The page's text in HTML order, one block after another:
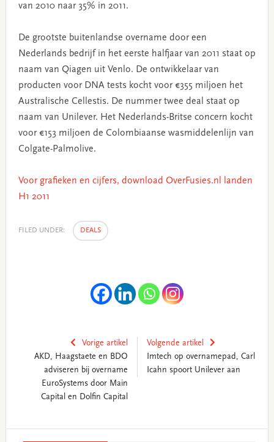
van 2010 naar 35% in 2011.
De grootste buitenlandse overname door een
Nederlands bedrijf in het eerste halfjaar van 2011 staat op
naam van Qiagen uit Venlo. De ontwikkelaar van
producten voor DNA tests kocht voor €355 miljoen het
Australische Cellestis. De nummer twee deal staat op
naam van Unilever. Het Nederlands-Britse concern kocht
voor €153 miljoen de Colombiaanse wasmiddelenlijn van
Colgate-Palmolive.
Voor grafieken en cijfers, download OverFusies.nl landen
H1 2011
FILED UNDER: DEALS
Vorige artikel
AKD, Haagstaete en BDO
adviseren bij overname
EuroSystems door Main
Capital en Dolfin Capital
Volgende artikel
Imtech op overnamepad, Carl
Icahn spoort Unilever aan